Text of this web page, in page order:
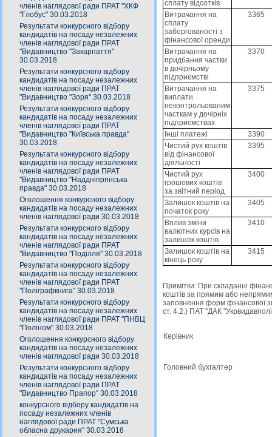
членів наглядової ради ПРАТ "ХКФ
"Глобус" 30.03.2018
Результати конкурсного відбору
кандидатів на посаду незалежних
членів наглядової ради ПРАТ
"Видавництво "Закарпаття"
30.03.2018
Результати конкурсного відбору
кандидатів на посаду незалежних
членів наглядової ради ПРАТ
"Видавництво "Зоря" 30.03.2018
Результати конкурсного відбору
кандидатів на посаду незалежних
членів наглядової ради ПРАТ
"Видавництво "Київська правда"
30.03.2018
Результати конкурсного відбору
кандидатів на посаду незалежних
членів наглядової ради ПРАТ
"Видавництво "Наддніпрянська
правда" 30.03.2018
Оголошення конкурсного відбору
кандидатів на посаду незалежних
членів наглядової ради 30.03.2018
Результати конкурсного відбору
кандидатів на посаду незалежних
членів наглядової ради ПРАТ
"Видавництво "Поділля" 30.03.2018
Результати конкурсного відбору
кандидатів на посаду незалежних
членів наглядової ради ПРАТ
"Поліграфкнига" 30.03.2018
Результати конкурсного відбору
кандидатів на посаду незалежних
членів наглядової ради ПРАТ "ПНВЦ
"Поліном" 30.03.2018
Оголошення конкурсного відбору
кандидатів на посаду незалежних
членів наглядової ради 30.03.2018
Результати конкурсного відбору
кандидатів на посаду незалежних
членів наглядової ради ПРАТ
"Видавництво Прапор" 30.03.2018
конкурсного відбору кандидатів на
посаду незалежних членів
наглядової ради ПРАТ "Сумська
обласна друкарня" 30.03.2018
сплату відсотків
Витрачання на
сплату
заборгованості з
фінансової оренди
3365
Витрачання на
придбання частки
в дочірньому
підприємстві
3370
Витрачання на
виплати
неконтрольованим
часткам у дочірніх
підприємствах
3375
Інші платежі
3390
Чистий рух коштів
від фінансової
діяльності
3395
Чистий рух
грошових коштів
за звітний період
3400
Залишок коштів на
початок року
3405
Вплив зміни
валютних курсів на
залишок коштів
3410
Залишок коштів на
кінець року
3415
Примітки: При складаннi
коштiв за прямим або
заповнення форм фiнансової
ст. 4.2.) ПАТ "ДАК
Керівник
Головний бухгалтер